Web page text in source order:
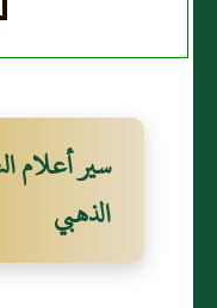
سير أعلام
الذهبي